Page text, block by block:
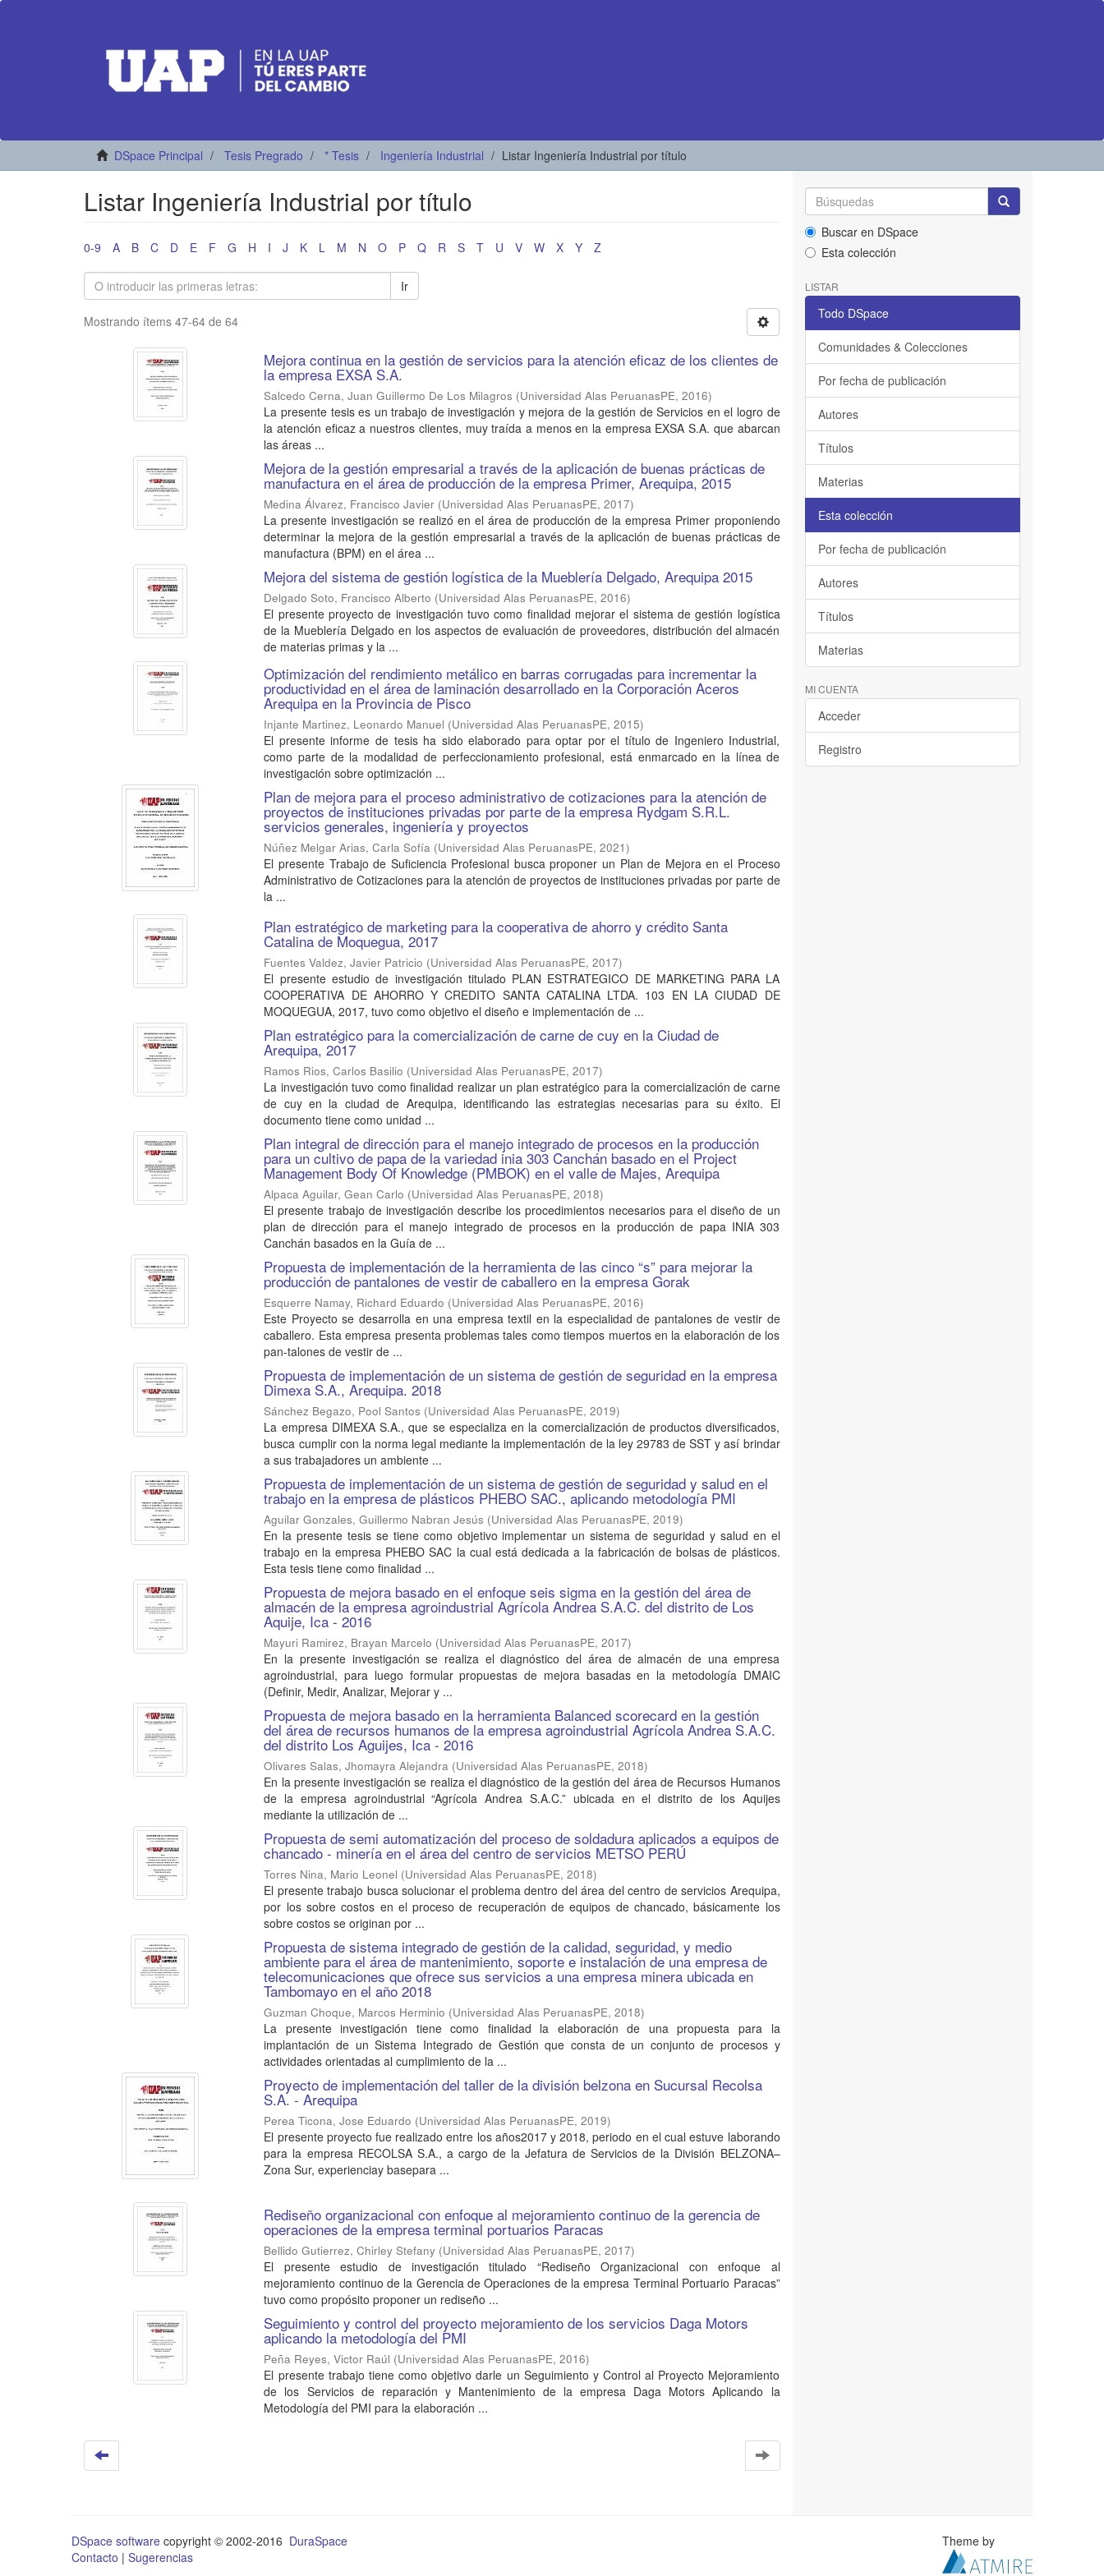
DSpace Principal Tesis Pregrado * Tesis Ingeniería Industrial Listar Ingeniería Industrial por título
Listar Ingeniería Industrial por título
0-9 A B C D E F G H I J K L M N O P Q R S T U V W X Y Z
Ir
Mostrando ítems 47-64 de 64
Mejora continua en la gestión de servicios para la atención eficaz de los clientes de
la empresa EXSA S.A.
Salcedo Cerna, Juan Guillermo De Los Milagros (Universidad Alas PeruanasPE,2016)
La presente tesis es un trabajo de investigación y mejora de la gestión de Servicios en el logro de
la atención eficaz a nuestros clientes, muy traída a menos en la empresa EXSA S.A. que abarcan
las áreas ...
Mejora de la gestión empresarial a través de la aplicación de buenas prácticas de
manufactura en el área de producción de la empresa Primer, Arequipa, 2015
Medina Álvarez, Francisco Javier (Universidad Alas PeruanasPE,2017)
La presente investigación se realizó en el área de producción de la empresa Primer proponiendo
determinar la mejora de la gestión empresarial a través de la aplicación de buenas prácticas de
manufactura (BPM) en el área ...
Mejora del sistema de gestión logística de la Mueblería Delgado, Arequipa 2015
Delgado Soto, Francisco Alberto (Universidad Alas PeruanasPE,2016)
El presente proyecto de investigación tuvo como finalidad mejorar el sistema de gestión logística
de la Mueblería Delgado en los aspectos de evaluación de proveedores, distribución del almacén
de materias primas y la ...
Optimización del rendimiento metálico en barras corrugadas para incrementar la
productividad en el área de laminación desarrollado en la Corporación Aceros
Arequipa en la Provincia de Pisco
Injante Martinez, Leonardo Manuel (Universidad Alas PeruanasPE,2015)
El presente informe de tesis ha sido elaborado para optar por el título de Ingeniero Industrial,
como parte de la modalidad de perfeccionamiento profesional, está enmarcado en la línea de
investigación sobre optimización ...
Plan de mejora para el proceso administrativo de cotizaciones para la atención de
proyectos de instituciones privadas por parte de la empresa Rydgam S.R.L.
servicios generales, ingeniería y proyectos
Núñez Melgar Arias, Carla Sofía (Universidad Alas PeruanasPE,2021)
El presente Trabajo de Suficiencia Profesional busca proponer un Plan de Mejora en el Proceso
Administrativo de Cotizaciones para la atención de proyectos de instituciones privadas por parte de
la ...
Plan estratégico de marketing para la cooperativa de ahorro y crédito Santa
Catalina de Moquegua, 2017
Fuentes Valdez, Javier Patricio (Universidad Alas PeruanasPE,2017)
El presente estudio de investigación titulado PLAN ESTRATEGICO DE MARKETING PARA LA
COOPERATIVA DE AHORRO Y CREDITO SANTA CATALINA LTDA. 103 EN LA CIUDAD DE
MOQUEGUA, 2017, tuvo como objetivo el diseño e implementación de ...
Plan estratégico para la comercialización de carne de cuy en la Ciudad de
Arequipa, 2017
Ramos Rios, Carlos Basilio (Universidad Alas PeruanasPE,2017)
La investigación tuvo como finalidad realizar un plan estratégico para la comercialización de carne
de cuy en la ciudad de Arequipa, identificando las estrategias necesarias para su éxito. El
documento tiene como unidad ...
Plan integral de dirección para el manejo integrado de procesos en la producción
para un cultivo de papa de la variedad inia 303 Canchán basado en el Project
Management Body Of Knowledge (PMBOK) en el valle de Majes, Arequipa
Alpaca Aguilar, Gean Carlo (Universidad Alas PeruanasPE,2018)
El presente trabajo de investigación describe los procedimientos necesarios para el diseño de un
plan de dirección para el manejo integrado de procesos en la producción de papa INIA 303
Canchán basados en la Guía de ...
Propuesta de implementación de la herramienta de las cinco “s” para mejorar la
producción de pantalones de vestir de caballero en la empresa Gorak
Esquerre Namay, Richard Eduardo (Universidad Alas PeruanasPE,2016)
Este Proyecto se desarrolla en una empresa textil en la especialidad de pantalones de vestir de
caballero. Esta empresa presenta problemas tales como tiempos muertos en la elaboración de los
pan-talones de vestir de ...
Propuesta de implementación de un sistema de gestión de seguridad en la empresa
Dimexa S.A., Arequipa. 2018
Sánchez Begazo, Pool Santos (Universidad Alas PeruanasPE,2019)
La empresa DIMEXA S.A., que se especializa en la comercialización de productos diversificados,
busca cumplir con la norma legal mediante la implementación de la ley 29783 de SST y así brindar
a sus trabajadores un ambiente ...
Propuesta de implementación de un sistema de gestión de seguridad y salud en el
trabajo en la empresa de plásticos PHEBO SAC., aplicando metodología PMI
Aguilar Gonzales, Guillermo Nabran Jesús (Universidad Alas PeruanasPE,2019)
En la presente tesis se tiene como objetivo implementar un sistema de seguridad y salud en el
trabajo en la empresa PHEBO SAC la cual está dedicada a la fabricación de bolsas de plásticos.
Esta tesis tiene como finalidad ...
Propuesta de mejora basado en el enfoque seis sigma en la gestión del área de
almacén de la empresa agroindustrial Agrícola Andrea S.A.C. del distrito de Los
Aquije, Ica - 2016
Mayuri Ramirez, Brayan Marcelo (Universidad Alas PeruanasPE,2017)
En la presente investigación se realiza el diagnóstico del área de almacén de una empresa
agroindustrial, para luego formular propuestas de mejora basadas en la metodología DMAIC
(Definir, Medir, Analizar, Mejorar y ...
Propuesta de mejora basado en la herramienta Balanced scorecard en la gestión
del área de recursos humanos de la empresa agroindustrial Agrícola Andrea S.A.C.
del distrito Los Aguijes, Ica - 2016
Olivares Salas, Jhomayra Alejandra (Universidad Alas PeruanasPE,2018)
En la presente investigación se realiza el diagnóstico de la gestión del área de Recursos Humanos
de la empresa agroindustrial “Agrícola Andrea S.A.C.” ubicada en el distrito de los Aquijes
mediante la utilización de ...
Propuesta de semi automatización del proceso de soldadura aplicados a equipos de
chancado - minería en el área del centro de servicios METSO PERÚ
Torres Nina, Mario Leonel (Universidad Alas PeruanasPE,2018)
El presente trabajo busca solucionar el problema dentro del área del centro de servicios Arequipa,
por los sobre costos en el proceso de recuperación de equipos de chancado, básicamente los
sobre costos se originan por ...
Propuesta de sistema integrado de gestión de la calidad, seguridad, y medio
ambiente para el área de mantenimiento, soporte e instalación de una empresa de
telecomunicaciones que ofrece sus servicios a una empresa minera ubicada en
Tambomayo en el año 2018
Guzman Choque, Marcos Herminio (Universidad Alas PeruanasPE,2018)
La presente investigación tiene como finalidad la elaboración de una propuesta para la
implantación de un Sistema Integrado de Gestión que consta de un conjunto de procesos y
actividades orientadas al cumplimiento de la ...
Proyecto de implementación del taller de la división belzona en Sucursal Recolsa
S.A. - Arequipa
Perea Ticona, Jose Eduardo (Universidad Alas PeruanasPE,2019)
El presente proyecto fue realizado entre los años2017 y 2018, periodo en el cual estuve laborando
para la empresa RECOLSA S.A., a cargo de la Jefatura de Servicios de la División BELZONA–
Zona Sur, experienciay basepara ...
Rediseño organizacional con enfoque al mejoramiento continuo de la gerencia de
operaciones de la empresa terminal portuarios Paracas
Bellido Gutierrez, Chirley Stefany (Universidad Alas PeruanasPE,2017)
El presente estudio de investigación titulado “Rediseño Organizacional con enfoque al
mejoramiento continuo de la Gerencia de Operaciones de la empresa Terminal Portuario Paracas”
tuvo como propósito proponer un rediseño ...
Seguimiento y control del proyecto mejoramiento de los servicios Daga Motors
aplicando la metodología del PMI
Peña Reyes, Victor Raúl (Universidad Alas PeruanasPE,2016)
El presente trabajo tiene como objetivo darle un Seguimiento y Control al Proyecto Mejoramiento
de los Servicios de reparación y Mantenimiento de la empresa Daga Motors Aplicando la
Metodología del PMI para la elaboración ...
Buscar en DSpace
Esta colección
LISTAR
Todo DSpace
Comunidades & Colecciones
Por fecha de publicación
Autores
Títulos
Materias
Esta colección
Por fecha de publicación
Autores
Títulos
Materias
MI CUENTA
Acceder
Registro
DSpace software copyright © 2002-2016 DuraSpace
Contacto | Sugerencias
Theme by